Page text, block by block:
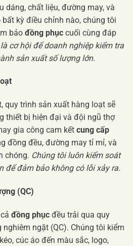
dáng, chất liệu, đường may, và
kỳ điều chỉnh nào, chúng tôi
bảo đồng phục cuối cùng đáp
cơ hội để doanh nghiệp kiểm tra
sản xuất số lượng lớn.
quy trình sản xuất hàng loạt sẽ
thiết bị hiện đại và đội ngũ thợ
gia công cam kết cung cấp
đồng đều, đường may tỉ mỉ, và
chóng. Chúng tôi luôn kiểm soát
để đảm bảo không có lỗi xảy ra.
(QC)
đồng phục đều trải qua quy
ngặt (QC). Chúng tôi kiểm
cúc áo đến màu sắc, logo,